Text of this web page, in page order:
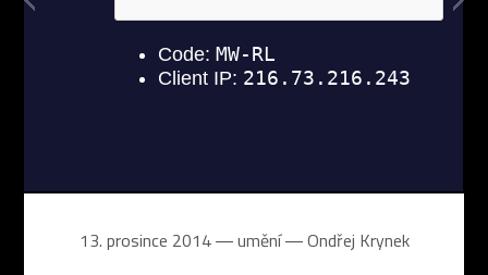
13. prosince 2014 ― umění ―Ondřej Krynek